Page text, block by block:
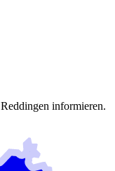
Reddingen informieren.